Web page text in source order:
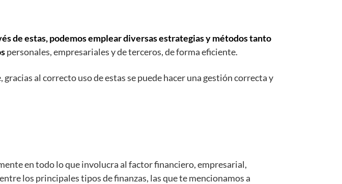
de estas, podemos emplear diversas estrategias y métodos tanto
personales, empresariales y de terceros, de forma eficiente.
al correcto uso de estas se puede hacer una gestión correcta y
en todo lo que involucra al factor financiero, empresarial,
los principales tipos de finanzas, las que te mencionamos a